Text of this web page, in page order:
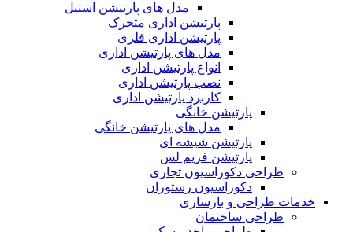
مدل های پارتیشن استیل
پارتیشن اداری متحرک
پارتیشن اداری فلزی
مدل های پارتیشن اداری
انواع پارتیشن اداری
نصب پارتیشن اداری
کاربرد پارتیشن اداری
پارتیشن خانگی
مدل های پارتیشن خانگی
پارتیشن شیشه ای
پارتیشن فریم لس
طراحی دکوراسیون تجاری
دکوراسیون رستوران
خدمات طراحی و بازسازی
طراحی ساختمان